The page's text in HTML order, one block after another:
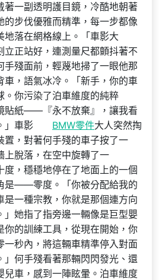
著一副透明護目鏡，冷酷地朝著
的步伐優雅而精準，每一步都像
地落在網格線上。「車影大
立正站好，連測量尺都顫抖著不
手殘面前，輕蔑地掃了一眼他那
車，語氣冰冷。「新手，你的車
。你污染了泊車維度的純粹
貼紙——『永不放棄』，讓我看
」車影
BMW零件大人突然掏
置，對著何手殘的車子按了一
上脫落，在空中旋轉了一
度，穩穩地停在了地面上的一個
是——零度。「你被分配給我的
是一種宗教，你就是那個連方向
」她指了指旁邊一輛像是巨型嬰
你的訓練工具，從現在開始，你
一秒內，將這輛車精準停入對面
」何手殘看著那輛閃閃發光、還
兒車，感到一陣眩暈。泊車維度